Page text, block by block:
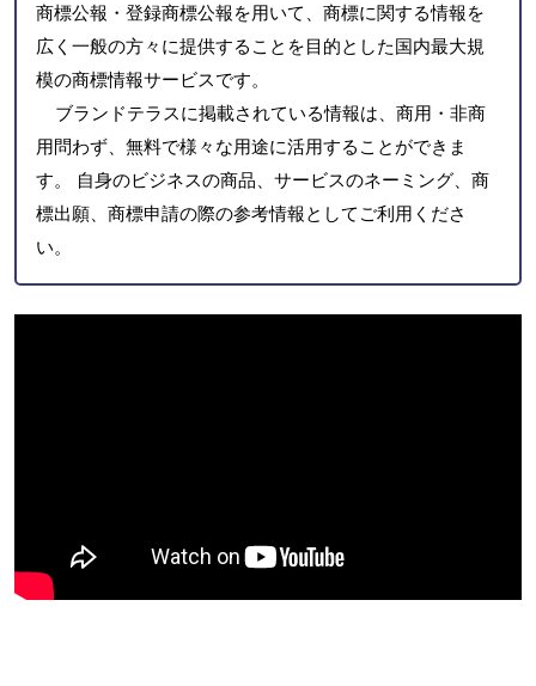
商標公報・登録商標公報を用いて、商標に関する情報を
広く一般の方々に提供することを目的とした国内最大規
模の商標情報サービスです。
ブランドテラスに掲載されている情報は、商用・非商
用問わず、無料で様々な用途に活用することができま
す。 自身のビジネスの商品、サービスのネーミング、商
標出願、商標申請の際の参考情報としてご利用くださ
い。